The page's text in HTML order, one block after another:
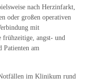
nach Herzinfarkt,
oder großen operativen
mit
frühzeitige, angst- und
Patienten am
im Klinikum rund